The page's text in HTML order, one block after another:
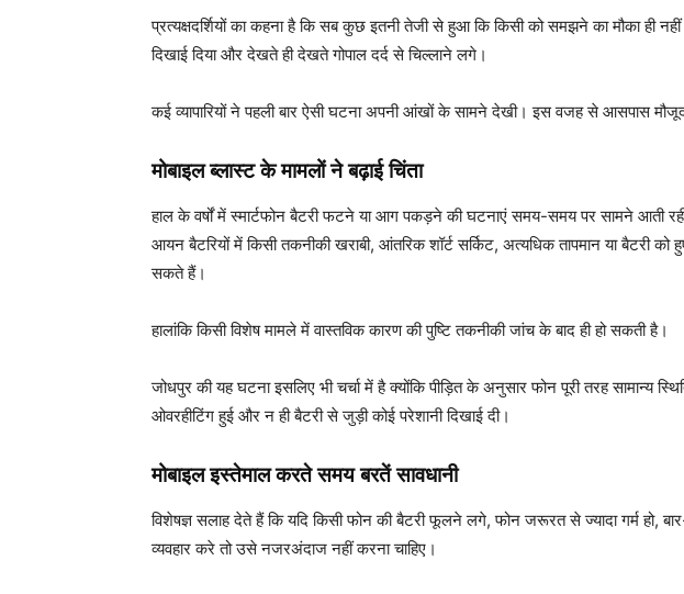
प्रत्यक्षदर्शियों का कहना है कि सब कुछ इतनी तेजी से हुआ कि किसी को समझने का मौका ही
दिखाई दिया और देखते ही देखते गोपाल दर्द से चिल्लाने लगे।
कई व्यापारियों ने पहली बार ऐसी घटना अपनी आंखों के सामने देखी। इस वजह से आसपास
मोबाइल ब्लास्ट के मामलों ने बढ़ाई चिंता
हाल के वर्षों में स्मार्टफोन बैटरी फटने या आग पकड़ने की घटनाएं समय-समय पर सामने आती
आयन बैटरियों में किसी तकनीकी खराबी, आंतरिक शॉर्ट सर्किट, अत्यधिक तापमान या बैटरी
सकते हैं।
हालांकि किसी विशेष मामले में वास्तविक कारण की पुष्टि तकनीकी जांच के बाद ही हो सकती है।
जोधपुर की यह घटना इसलिए भी चर्चा में है क्योंकि पीड़ित के अनुसार फोन पूरी तरह सामान्य
ओवरहीटिंग हुई और न ही बैटरी से जुड़ी कोई परेशानी दिखाई दी।
मोबाइल इस्तेमाल करते समय बरतें सावधानी
विशेषज्ञ सलाह देते हैं कि यदि किसी फोन की बैटरी फूलने लगे, फोन जरूरत से ज्यादा गर्म हो, बार-
व्यवहार करे तो उसे नजरअंदाज नहीं करना चाहिए।